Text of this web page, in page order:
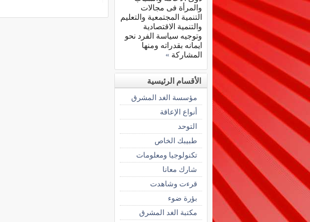
والمرأة فى مجالات
التنمية المجتمعية والتعليم
والتنمية الاقتصادية
وتوجيه سياسة الفرد نحو
ايمانه بقدراته ومنها
المشاركة »
الأقسام الرئيسية
مؤسسة الغد المشرق
أنواع الإعاقة
التوحد
طبيبك الخاص
تكنولوجيا ومعلومات
شارك معانا
قرءت وشاهدت
بؤرة ضوء
مكتبة الغد المشرق